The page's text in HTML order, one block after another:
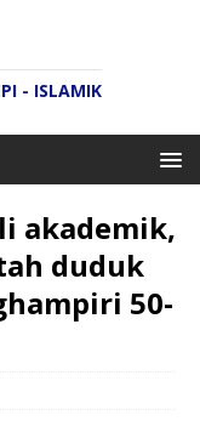
- ISLAMIK
akademik,
duduk
50-